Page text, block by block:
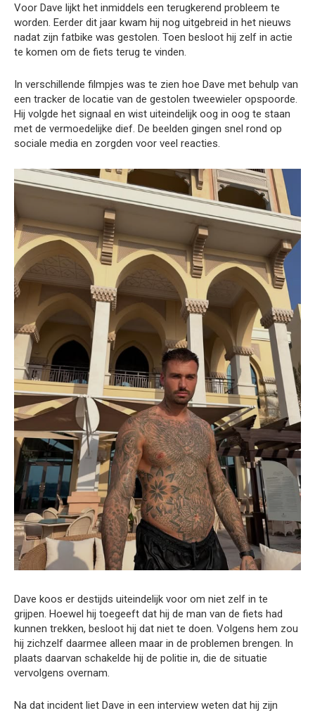
Voor Dave lijkt het inmiddels een terugkerend probleem te
worden. Eerder dit jaar kwam hij nog uitgebreid in het nieuws
nadat zijn fatbike was gestolen. Toen besloot hij zelf in actie
te komen om de fiets terug te vinden.
In verschillende filmpjes was te zien hoe Dave met behulp van
een tracker de locatie van de gestolen tweewieler opspoorde.
Hij volgde het signaal en wist uiteindelijk oog in oog te staan
met de vermoedelijke dief. De beelden gingen snel rond op
sociale media en zorgden voor veel reacties.
Dave koos er destijds uiteindelijk voor om niet zelf in te
grijpen. Hoewel hij toegeeft dat hij de man van de fiets had
kunnen trekken, besloot hij dat niet te doen. Volgens hem zou
hij zichzelf daarmee alleen maar in de problemen brengen. In
plaats daarvan schakelde hij de politie in, die de situatie
vervolgens overnam.
Na dat incident liet Dave in een interview weten dat hij zijn